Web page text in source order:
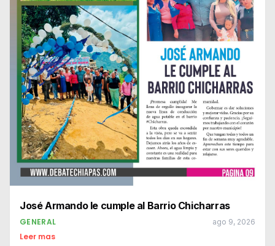
José Armando le cumple al Barrio Chicharras
GENERAL ago 9, 2026
Leer mas